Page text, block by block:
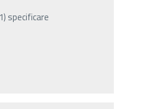
specificare